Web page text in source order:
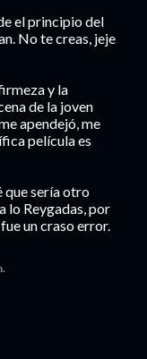
el principio del
No te creas, jeje
y la
de la joven
apendejó, me
película es
que sería otro
lo Reygadas, por
un craso error.